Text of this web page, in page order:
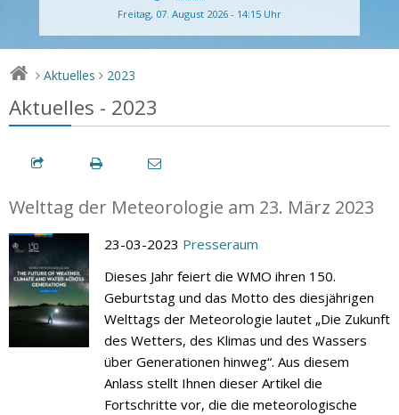
Freitag, 07. August 2026 - 14:15 Uhr
> Aktuelles > 2023
Aktuelles - 2023
Welttag der Meteorologie am 23. März 2023
23-03-2023 Presseraum
Dieses Jahr feiert die WMO ihren 150.
Geburtstag und das Motto des diesjährigen
Welttags der Meteorologie lautet „Die Zukunft
des Wetters, des Klimas und des Wassers
über Generationen hinweg“. Aus diesem
Anlass stellt Ihnen dieser Artikel die
Fortschritte vor, die die meteorologische